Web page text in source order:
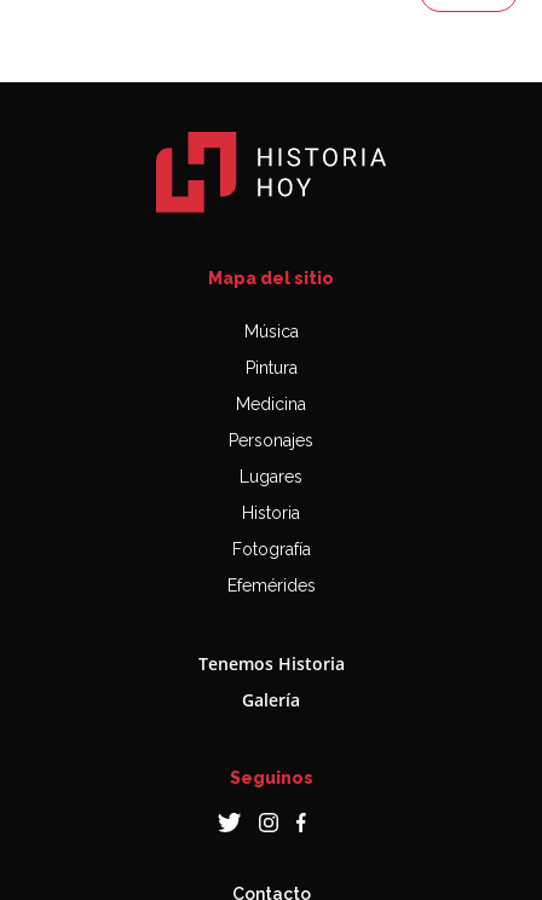
Mapa del sitio
Música
Pintura
Medicina
Personajes
Lugares
Historia
Fotografía
Efemérides
Tenemos Historia
Galería
Seguinos
Contacto